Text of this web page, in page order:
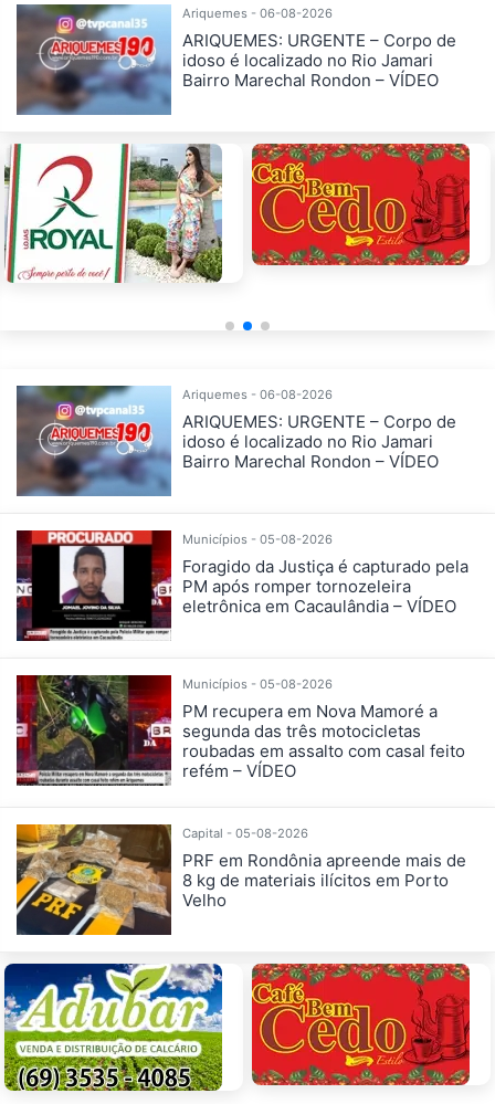
Ariquemes - 06-08-2026
ARIQUEMES: URGENTE – Corpo de
idoso é localizado no Rio Jamari
Bairro Marechal Rondon – VÍDEO
Ariquemes - 06-08-2026
ARIQUEMES: URGENTE – Corpo de
idoso é localizado no Rio Jamari
Bairro Marechal Rondon – VÍDEO
Municípios - 05-08-2026
Foragido da Justiça é capturado pela
PM após romper tornozeleira
eletrônica em Cacaulândia – VÍDEO
Municípios - 05-08-2026
PM recupera em Nova Mamoré a
segunda das três motocicletas
roubadas em assalto com casal feito
refém – VÍDEO
Capital - 05-08-2026
PRF em Rondônia apreende mais de
8 kg de materiais ilícitos em Porto
Velho